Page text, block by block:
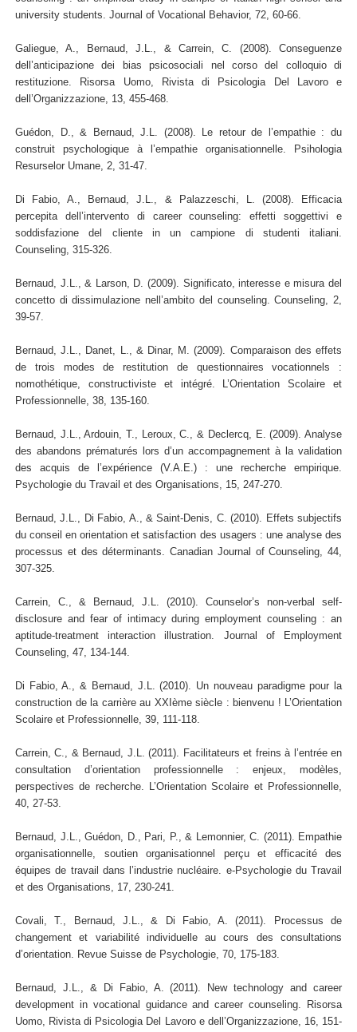
university students. Journal of Vocational Behavior, 72, 60-66.
Galiegue, A., Bernaud, J.L., & Carrein, C. (2008). Conseguenze
dell’anticipazione dei bias psicosociali nel corso del colloquio di
restituzione. Risorsa Uomo, Rivista di Psicologia Del Lavoro e
dell’Organizzazione, 13, 455-468.
Guédon, D., & Bernaud, J.L. (2008). Le retour de l’empathie : du
construit psychologique à l’empathie organisationnelle. Psihologia
Resurselor Umane, 2, 31-47.
Di Fabio, A., Bernaud, J.L., & Palazzeschi, L. (2008). Efficacia
percepita dell’intervento di career counseling: effetti soggettivi e
soddisfazione del cliente in un campione di studenti italiani.
Counseling, 315-326.
Bernaud, J.L., & Larson, D. (2009). Significato, interesse e misura del
concetto di dissimulazione nell’ambito del counseling. Counseling, 2,
39-57.
Bernaud, J.L., Danet, L., & Dinar, M. (2009). Comparaison des effets
de trois modes de restitution de questionnaires vocationnels :
nomothétique, constructiviste et intégré. L’Orientation Scolaire et
Professionnelle, 38, 135-160.
Bernaud, J.L., Ardouin, T., Leroux, C., & Declercq, E. (2009). Analyse
des abandons prématurés lors d’un accompagnement à la validation
des acquis de l’expérience (V.A.E.) : une recherche empirique.
Psychologie du Travail et des Organisations, 15, 247-270.
Bernaud, J.L., Di Fabio, A., & Saint-Denis, C. (2010). Effets subjectifs
du conseil en orientation et satisfaction des usagers : une analyse des
processus et des déterminants. Canadian Journal of Counseling, 44,
307-325.
Carrein, C., & Bernaud, J.L. (2010). Counselor’s non-verbal self-
disclosure and fear of intimacy during employment counseling : an
aptitude-treatment interaction illustration. Journal of Employment
Counseling, 47, 134-144.
Di Fabio, A., & Bernaud, J.L. (2010). Un nouveau paradigme pour la
construction de la carrière au XXIème siècle : bienvenu ! L’Orientation
Scolaire et Professionnelle, 39, 111-118.
Carrein, C., & Bernaud, J.L. (2011). Facilitateurs et freins à l’entrée en
consultation d’orientation professionnelle : enjeux, modèles,
perspectives de recherche. L’Orientation Scolaire et Professionnelle,
40, 27-53.
Bernaud, J.L., Guédon, D., Pari, P., & Lemonnier, C. (2011). Empathie
organisationnelle, soutien organisationnel perçu et efficacité des
équipes de travail dans l’industrie nucléaire. e-Psychologie du Travail
et des Organisations, 17, 230-241.
Covali, T., Bernaud, J.L., & Di Fabio, A. (2011). Processus de
changement et variabilité individuelle au cours des consultations
d’orientation. Revue Suisse de Psychologie, 70, 175-183.
Bernaud, J.L., & Di Fabio, A. (2011). New technology and career
development in vocational guidance and career counseling. Risorsa
Uomo, Rivista di Psicologia Del Lavoro e dell’Organizzazione, 16, 151-